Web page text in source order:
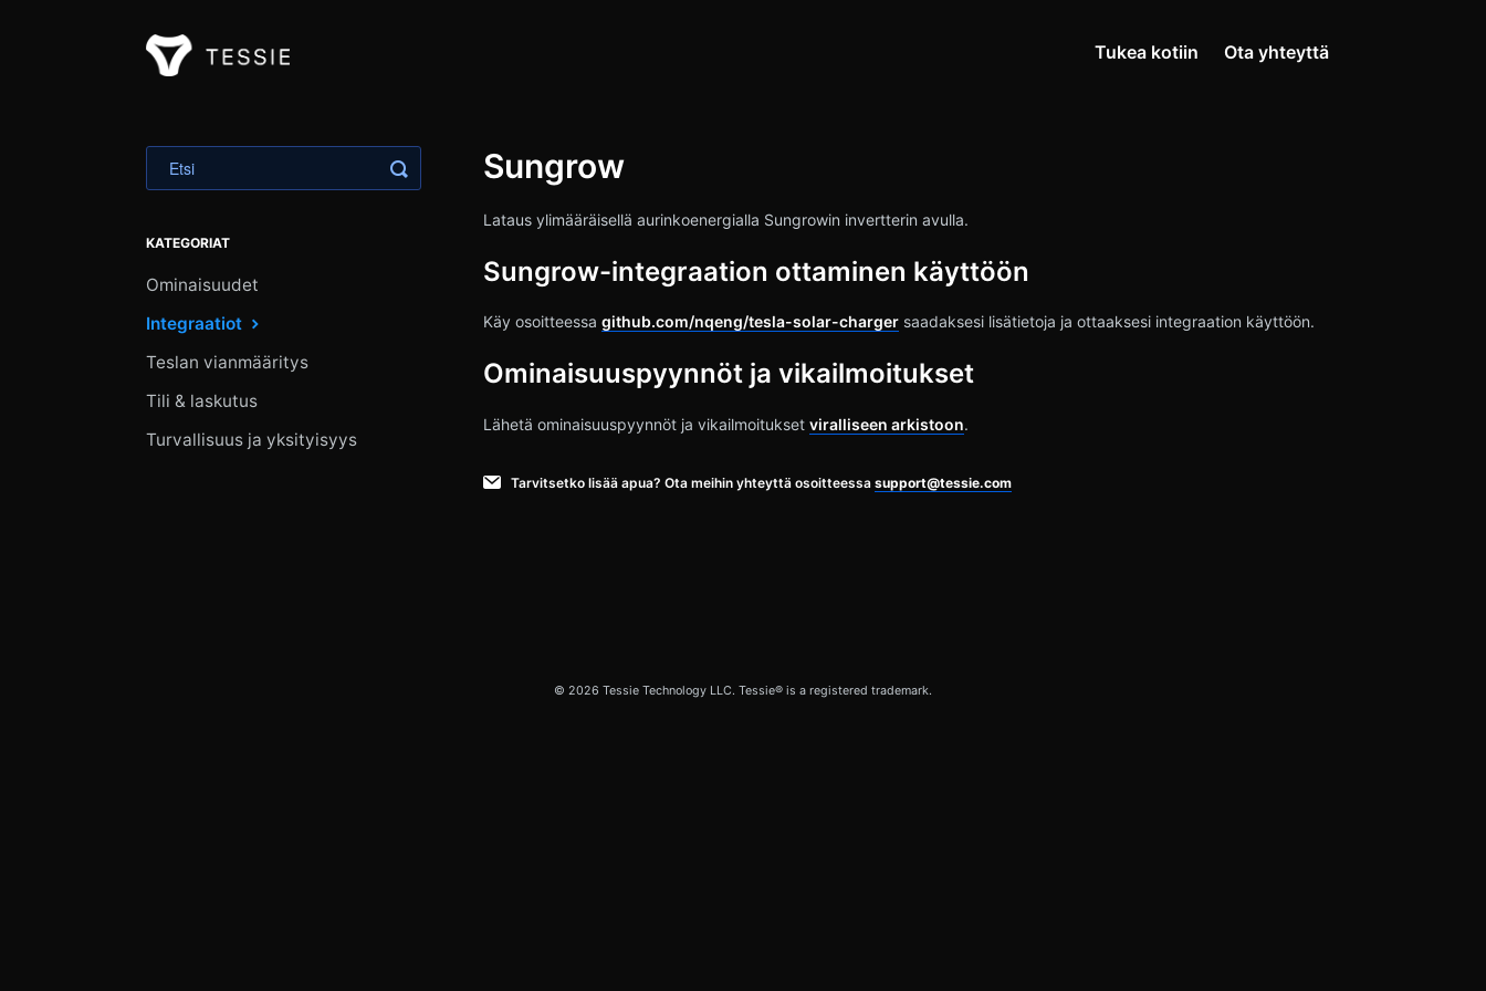
Tukea kotiin Ota yhteyttä
Sungrow
Lataus ylimääräisellä aurinkoenergialla Sungrowin invertterin avulla.
Sungrow-integraation ottaminen käyttöön
Käy osoitteessa github.com/nqeng/tesla-solar-chargersaadaksesi lisätietoja ja ottaaksesi integraation käyttöön.
Ominaisuuspyynnöt ja vikailmoitukset
Lähetä ominaisuuspyynnöt ja vikailmoitukset viralliseen arkistoon.
Tarvitsetko lisää apua? Ota meihin yhteyttä osoitteessa support@tessie.com
Vaihda hakua
KATEGORIAT
Ominaisuudet
Integraatiot
Teslan vianmääritys
Tili & laskutus
Turvallisuus ja yksityisyys
© 2026 Tessie Technology LLC. Tessie® is a registered trademark.